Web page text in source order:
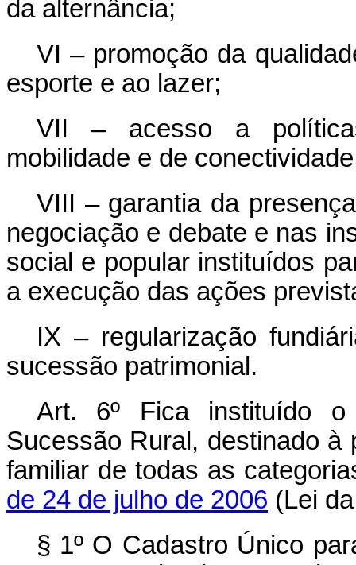
da alternância;
VI – promoção da
esporte e ao lazer;
VII – acesso a
mobilidade e de
VIII – garantia da
negociação e debate e nas
social e popular instituídos
a execução das ações
IX – regularização
sucessão patrimonial.
Art. 6º Fica instituído o
Sucessão Rural, destinado à
familiar de todas as
de 24 de julho de 2006 (Lei
§ 1º O Cadastro Único